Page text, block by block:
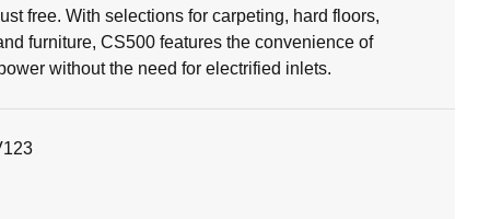
free. With selections for carpeting, hard floors,
furniture, CS500 features the convenience of
without the need for electrified inlets.